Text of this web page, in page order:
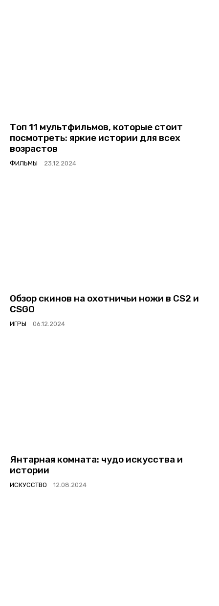
Топ 11 мультфильмов, которые стоит
посмотреть: яркие истории для всех
возрастов
ФИЛЬМЫ
Обзор скинов на охотничьи ножи в CS2 и
CSGO
ИГРЫ
Янтарная комната: чудо искусства и
истории
ИСКУССТВО